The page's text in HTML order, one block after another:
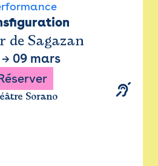
de Sagazan
→ 09 mars
Sorano